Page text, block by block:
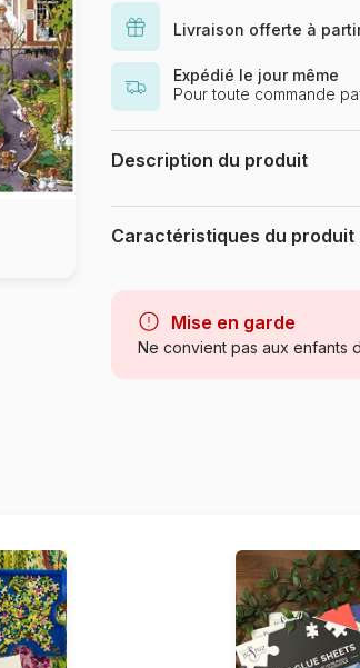
Livraison offerte à
Expédié le jour même
Pour toute commande
Description du produit
Puzzle 2000 pièces. Emergency
triangulaire et de l'artiste Jean-
x 97 cm - Label FSC (ce label
Caractéristiques du produit
Catégorie
Age
Matière primaire
Mise en garde
Ne convient pas aux enfants